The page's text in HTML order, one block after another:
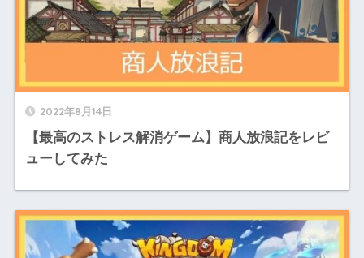
2022年8月14日
【最高のストレス解消ゲーム】商人放浪記をレビ
ューしてみた